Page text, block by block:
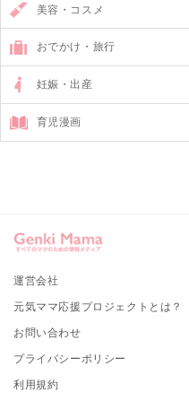
美容・コスメ
おでかけ・旅行
妊娠・出産
育児漫画
運営会社
元気ママ応援プロジェクトとは？
お問い合わせ
プライバシーポリシー
利用規約